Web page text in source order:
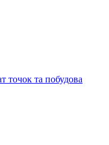
точок та побудова